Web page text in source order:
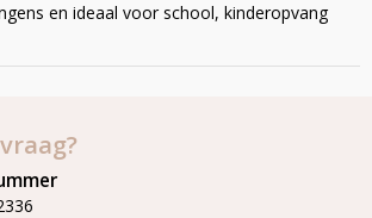
en ideaal voor school, kinderopvang